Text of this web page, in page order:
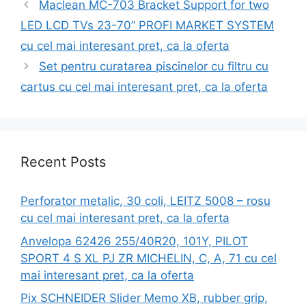
Maclean MC-703 Bracket Support for two
LED LCD TVs 23-70” PROFI MARKET SYSTEM
cu cel mai interesant pret, ca la oferta
Set pentru curatarea piscinelor cu filtru cu
cartus cu cel mai interesant pret, ca la oferta
Recent Posts
Perforator metalic, 30 coli, LEITZ 5008 – rosu
cu cel mai interesant pret, ca la oferta
Anvelopa 62426 255/40R20, 101Y, PILOT
SPORT 4 S XL PJ ZR MICHELIN, C, A, 71 cu cel
mai interesant pret, ca la oferta
Pix SCHNEIDER Slider Memo XB, rubber grip,